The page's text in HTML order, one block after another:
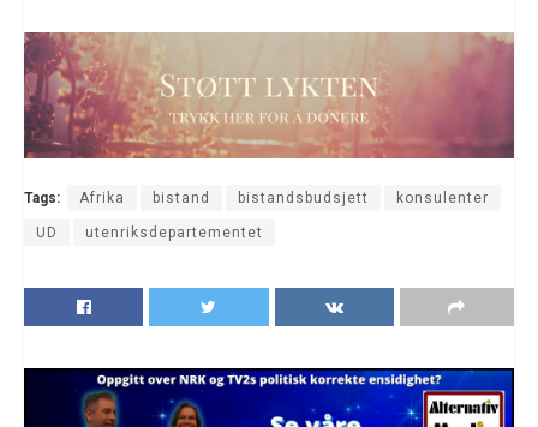
Tags: Afrika bistand bistandsbudsjett konsulenter
UD utenriksdepartementet